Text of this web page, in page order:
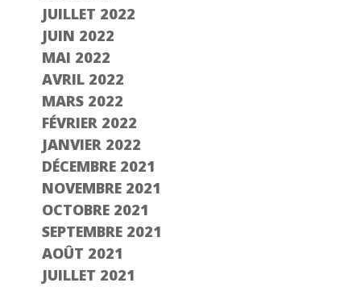
JUILLET 2022
JUIN 2022
MAI 2022
AVRIL 2022
MARS 2022
FÉVRIER 2022
JANVIER 2022
DÉCEMBRE 2021
NOVEMBRE 2021
OCTOBRE 2021
SEPTEMBRE 2021
AOÛT 2021
JUILLET 2021